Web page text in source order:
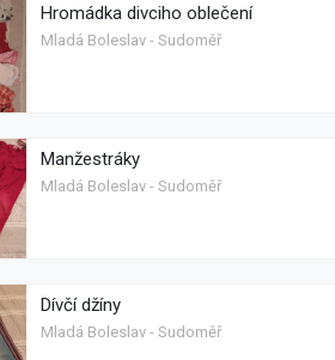
Hromádka divciho oblečení
Mladá Boleslav - Sudoměř
Manžestráky
Mladá Boleslav - Sudoměř
Dívčí džíny
Mladá Boleslav - Sudoměř